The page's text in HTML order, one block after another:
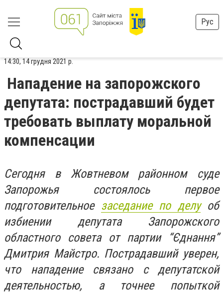
Рус
14:30, 14 грудня 2021 р.
Нападение на запорожского
депутата: пострадавший будет
требовать выплату моральной
компенсации
Сегодня в Жовтневом районном суде
Запорожья состоялось первое
подготовительное заседание по делуоб
избиении депутата Запорожского
областного совета от партии “Єднання”
Дмитрия Майстро. Пострадавший уверен,
что нападение связано с депутатской
деятельностью, а точнее попыткой